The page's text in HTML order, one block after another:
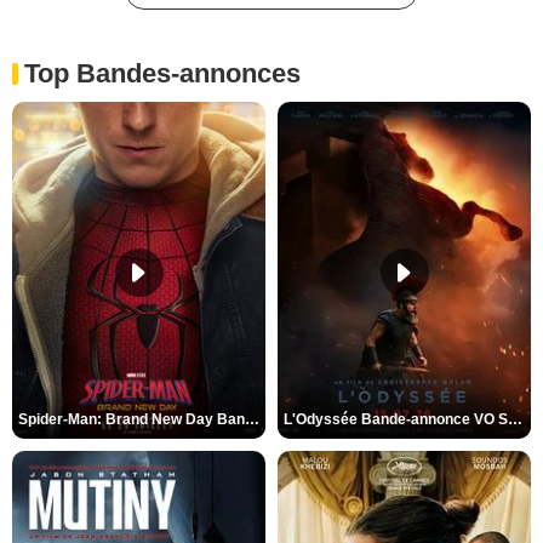
Top Bandes-annonces
Spider-Man: Brand New Day Bande-annonce VO STFR L'Odyssée Bande-annonce VO STFR